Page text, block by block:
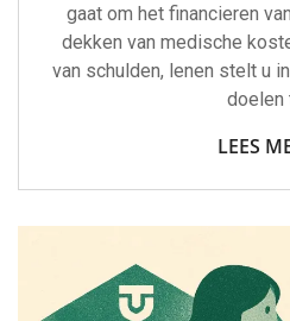
gaat om het financieren
dekken van medische
van schulden, lenen stelt u
doelen
LEES